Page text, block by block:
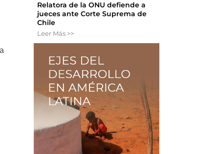
Relatora de la ONU defiende a
jueces ante Corte Suprema de
Chile
Leer Más >>